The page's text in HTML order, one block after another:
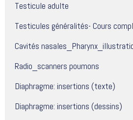
Testicule adulte
Testicules généralités- Cours
Cavités
Radio_scanners poumons
Diaphragme: insertions (texte)
Diaphragme: insertions (dessins)